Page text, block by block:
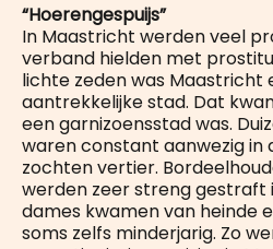
“Hoerengespuijs”
In Maastricht werden veel
verband hielden met
lichte zeden was Maastricht
aantrekkelijke stad. Dat
een garnizoensstad was.
waren constant aanwezig in
zochten vertier.
werden zeer streng gestraft
dames kwamen van heinde
soms zelfs minderjarig. Zo